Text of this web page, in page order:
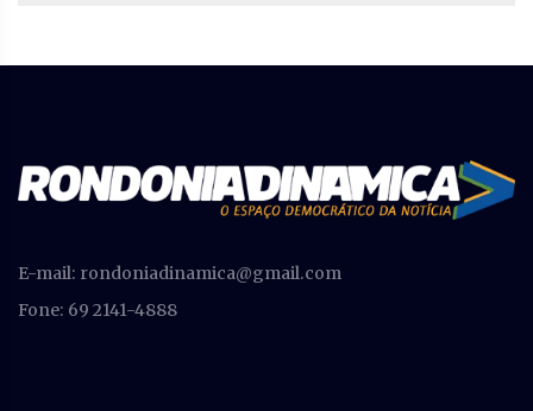
E-mail: rondoniadinamica@gmail.com
Fone: 69 2141-4888